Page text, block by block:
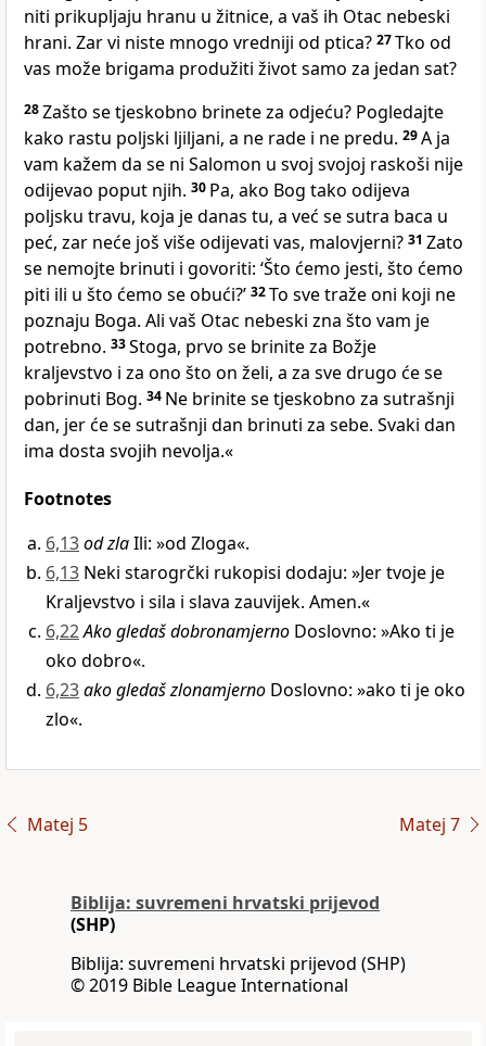
niti prikupljaju hranu u žitnice, a vaš ih Otac nebeski
hrani. Zar vi niste mnogo vredniji od ptica? 27Tko od
vas može brigama produžiti život samo za jedan sat?
28Zašto se tjeskobno brinete za odjeću? Pogledajte
kako rastu poljski ljiljani, a ne rade i ne predu. 29A ja
vam kažem da se ni Salomon u svoj svojoj raskoši nije
odijevao poput njih. 30 Pa, ako Bog tako odijeva
poljsku travu, koja je danas tu, a već se sutra baca u
peć, zar neće još više odijevati vas, malovjerni? 31 Zato
se nemojte brinuti i govoriti: ‘Što ćemo jesti, što ćemo
piti ili u što ćemo se obući?’ 32To sve traže oni koji ne
poznaju Boga. Ali vaš Otac nebeski zna što vam je
potrebno. 33Stoga, prvo se brinite za Božje
kraljevstvo i za ono što on želi, a za sve drugo će se
pobrinuti Bog. 34 Ne brinite se tjeskobno za sutrašnji
dan, jer će se sutrašnji dan brinuti za sebe. Svaki dan
ima dosta svojih nevolja.«
Footnotes
6,13od zlaIli: »od Zloga«.
6,13 Neki starogrčki rukopisi dodaju: »Jer tvoje je
Kraljevstvo i sila i slava zauvijek. Amen.«
6,22Ako gledaš dobronamjerno Doslovno: »Ako ti je
oko dobro«.
6,23ako gledaš zlonamjerno Doslovno: »ako ti je oko
zlo«.
Matej 5 Matej 7
Biblija: suvremeni hrvatski prijevod
(SHP)
Biblija: suvremeni hrvatski prijevod (SHP)
© 2019 Bible League International